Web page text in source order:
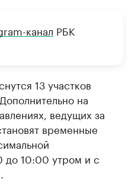
канал РБК
13 участков
на
ведущих за
временные
до 10:00 утром и с